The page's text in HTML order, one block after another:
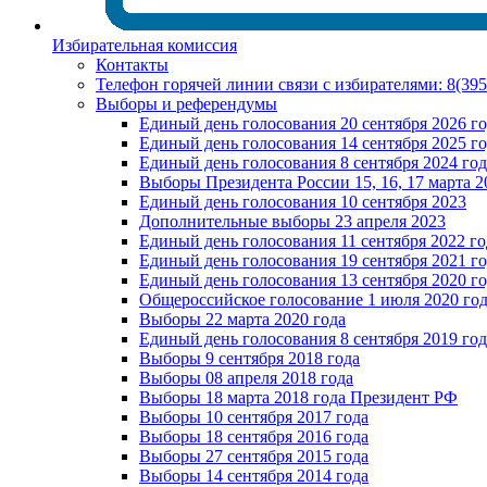
Избирательная комиссия
Контакты
Телефон горячей линии связи с избирателями:
Выборы и референдумы
Единый день голосования 20 сентября 2026
Единый день голосования 14 сентября 2025
Единый день голосования 8 сентября 2024
Выборы Президента России 15, 16, 17 марта
Единый день голосования 10 сентября 2023
Дополнительные выборы 23 апреля 2023
Единый день голосования 11 сентября 2022
Единый день голосования 19 сентября 2021
Единый день голосования 13 сентября 2020
Общероссийское голосование 1 июля 2020
Выборы 22 марта 2020 года
Единый день голосования 8 сентября 2019
Выборы 9 сентября 2018 года
Выборы 08 апреля 2018 года
Выборы 18 марта 2018 года Президент РФ
Выборы 10 сентября 2017 года
Выборы 18 сентября 2016 года
Выборы 27 сентября 2015 года
Выборы 14 сентября 2014 года